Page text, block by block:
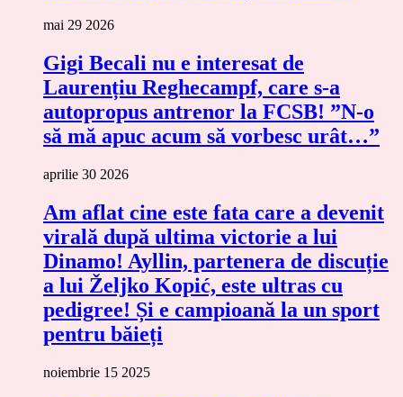
mai 29 2026
Gigi Becali nu e interesat de
Laurențiu Reghecampf, care s-a
autopropus antrenor la FCSB! ”N-o
să mă apuc acum să vorbesc urât…”
aprilie 30 2026
Am aflat cine este fata care a devenit
virală după ultima victorie a lui
Dinamo! Ayllin, partenera de discuție
a lui Željko Kopić, este ultras cu
pedigree! Și e campioană la un sport
pentru băieți
noiembrie 15 2025